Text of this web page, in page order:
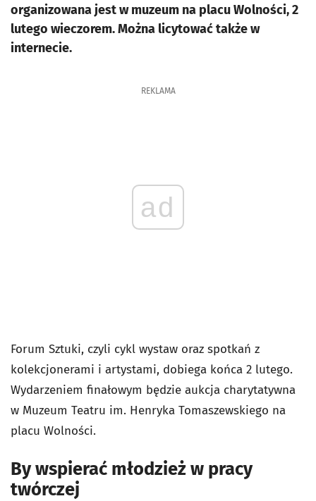
organizowana jest w muzeum na placu Wolności, 2
lutego wieczorem. Można licytować także w
internecie.
REKLAMA
ad
Forum Sztuki, czyli cykl wystaw oraz spotkań z
kolekcjonerami i artystami, dobiega końca 2 lutego.
Wydarzeniem finałowym będzie aukcja charytatywna
w Muzeum Teatru im. Henryka Tomaszewskiego na
placu Wolności.
By wspierać młodzież w pracy
twórczej